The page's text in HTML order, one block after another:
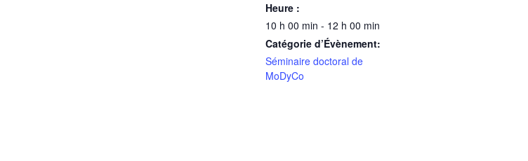
Heure :
10 h 00 min - 12 h 00 min
Catégorie d’Évènement:
Séminaire doctoral de
MoDyCo